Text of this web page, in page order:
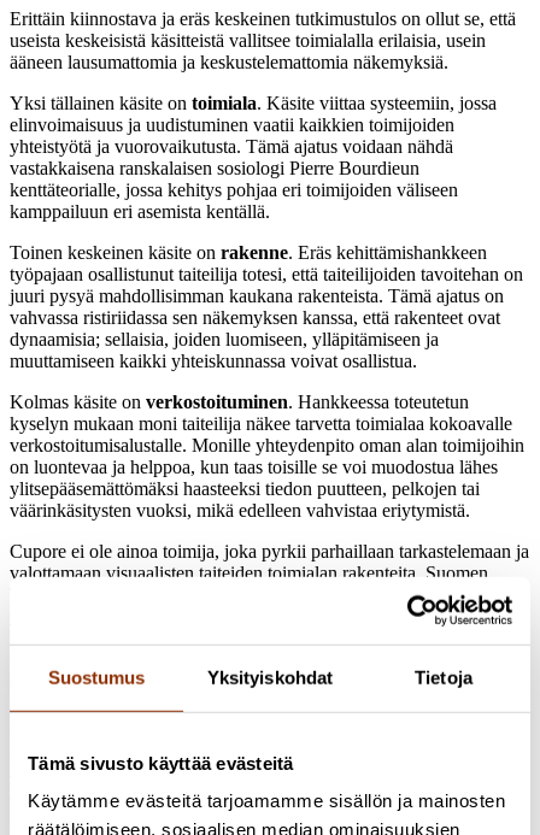
Suostumus Yksityiskohdat Tietoja
Tämä sivusto käyttää evästeitä
Käytämme evästeitä tarjoamamme sisällön ja mainosten
räätälöimiseen, sosiaalisen median ominaisuuksien
Erittäin kiinnostava ja eräs keskeinen tutkimustulos on ollut se, että
useista keskeisistä käsitteistä vallitsee toimialalla erilaisia, usein
ääneen lausumattomia ja keskustelemattomia näkemyksiä.
Yksi tällainen käsite on toimiala. Käsite viittaa systeemiin, jossa
elinvoimaisuus ja uudistuminen vaatii kaikkien toimijoiden
yhteistyötä ja vuorovaikutusta. Tämä ajatus voidaan nähdä
vastakkaisena ranskalaisen sosiologi Pierre Bourdieun
kenttäteorialle, jossa kehitys pohjaa eri toimijoiden väliseen
kamppailuun eri asemista kentällä.
Toinen keskeinen käsite on rakenne. Eräs kehittämishankkeen
työpajaan osallistunut taiteilija totesi, että taiteilijoiden tavoitehan on
juuri pysyä mahdollisimman kaukana rakenteista. Tämä ajatus on
vahvassa ristiriidassa sen näkemyksen kanssa, että rakenteet ovat
dynaamisia; sellaisia, joiden luomiseen, ylläpitämiseen ja
muuttamiseen kaikki yhteiskunnassa voivat osallistua.
Kolmas käsite on verkostoituminen. Hankkeessa toteutetun
kyselyn mukaan moni taiteilija näkee tarvetta toimialaa kokoavalle
verkostoitumisalustalle. Monille yhteydenpito oman alan toimijoihin
on luontevaa ja helppoa, kun taas toisille se voi muodostua lähes
ylitsepääsemättömäksi haasteeksi tiedon puutteen, pelkojen tai
väärinkäsitysten vuoksi, mikä edelleen vahvistaa eriytymistä.
Cupore ei ole ainoa toimija, joka pyrkii parhaillaan tarkastelemaan ja
valottamaan visuaalisten taiteiden toimialan rakenteita. Suomen
Taiteilijaseura on käynnistänyt hankkeen, jossa pohditaan nykyajan
roolia ja mahdollisuuksia osallistua alan
ettei Suomi yksin ole riittävän vahva kannattelemaan
kulttuuripoliittisessa selonteossa, ja se on myös tulevan
kulttuurin barometrin
keskeinen teema.
Cuporen hanke on tähän mennessä tuottanutvisualisoinnin